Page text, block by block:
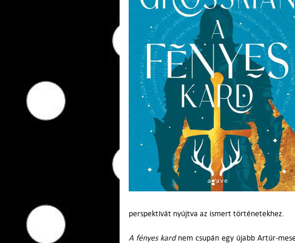
perspektívát nyújtva az ismert történetekhez.
A fényes kardnem csupán egy újabb Artúr-